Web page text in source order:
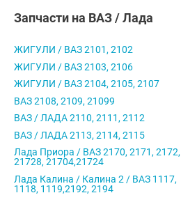
Запчасти на ВАЗ / Лада
ЖИГУЛИ / ВАЗ 2101, 2102
ЖИГУЛИ / ВАЗ 2103, 2106
ЖИГУЛИ / ВАЗ 2104, 2105, 2107
ВАЗ 2108, 2109, 21099
ВАЗ / ЛАДА 2110, 2111, 2112
ВАЗ / ЛАДА 2113, 2114, 2115
Лада Приора / ВАЗ 2170, 2171, 2172,
21728, 21704,21724
Лада Калина / Калина 2 / ВАЗ 1117,
1118, 1119,2192, 2194